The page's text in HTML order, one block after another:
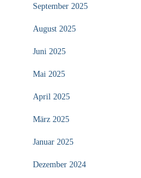
September 2025
August 2025
Juni 2025
Mai 2025
April 2025
März 2025
Januar 2025
Dezember 2024